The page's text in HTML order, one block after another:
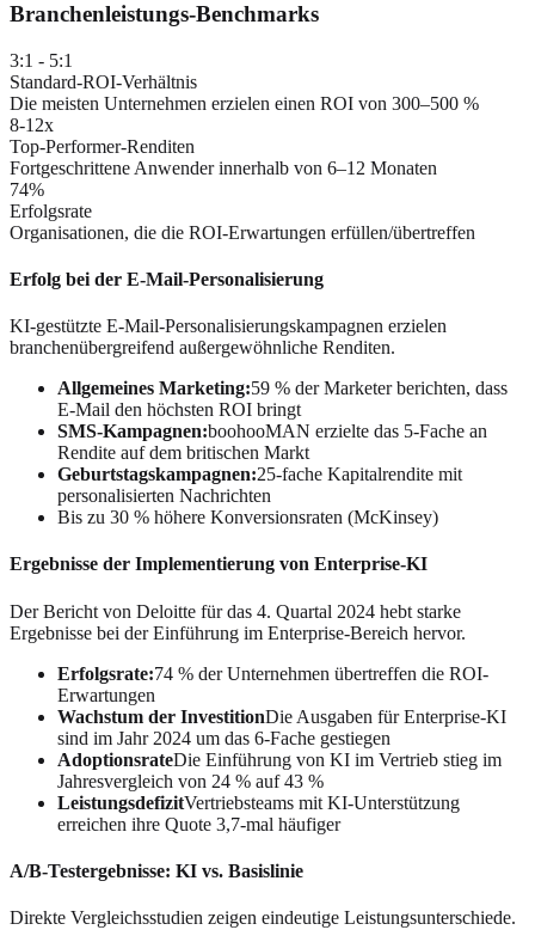
Branchenleistungs-Benchmarks
3:1 - 5:1
Standard-ROI-Verhältnis
Die meisten Unternehmen erzielen einen ROI von 300–500 %
8-12x
Top-Performer-Renditen
Fortgeschrittene Anwender innerhalb von 6–12 Monaten
74%
Erfolgsrate
Organisationen, die die ROI-Erwartungen erfüllen/übertreffen
Erfolg bei der E-Mail-Personalisierung
KI-gestützte E-Mail-Personalisierungskampagnen erzielen
branchenübergreifend außergewöhnliche Renditen.
Allgemeines Marketing:59 % der Marketer berichten, dass
E-Mail den höchsten ROI bringt
SMS-Kampagnen:boohooMAN erzielte das 5‑Fache an
Rendite auf dem britischen Markt
Geburtstagskampagnen:25-fache Kapitalrendite mit
personalisierten Nachrichten
Bis zu 30 % höhere Konversionsraten (McKinsey)
Ergebnisse der Implementierung von Enterprise-KI
Der Bericht von Deloitte für das 4. Quartal 2024 hebt starke
Ergebnisse bei der Einführung im Enterprise-Bereich hervor.
Erfolgsrate:74 % der Unternehmen übertreffen die ROI-
Erwartungen
Wachstum der InvestitionDie Ausgaben für Enterprise-KI
sind im Jahr 2024 um das 6-Fache gestiegen
AdoptionsrateDie Einführung von KI im Vertrieb stieg im
Jahresvergleich von 24 % auf 43 %
LeistungsdefizitVertriebsteams mit KI-Unterstützung
erreichen ihre Quote 3,7-mal häufiger
A/B-Testergebnisse: KI vs. Basislinie
Direkte Vergleichsstudien zeigen eindeutige Leistungsunterschiede.